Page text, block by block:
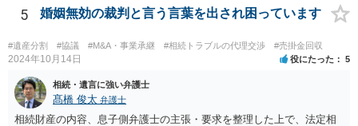
5 婚姻無効の裁判と言う言葉を出され困っています
#遺産分割 #協議 #M&A・事業承継 #相続トラブルの代理交渉 #売掛金回収
2024年10月14日 役にたった 5
相続・遺言に強い弁護士
髙橋 俊太 弁護士
相続財産の内容、息子側弁護士の主張・要求を整理した上で、法定相